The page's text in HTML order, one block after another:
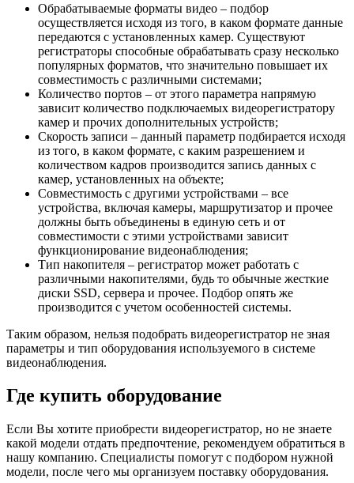
Обрабатываемые форматы видео – подбор
осуществляется исходя из того, в каком формате данные
передаются с установленных камер. Существуют
регистраторы способные обрабатывать сразу несколько
популярных форматов, что значительно повышает их
совместимость с различными системами;
Количество портов – от этого параметра напрямую
зависит количество подключаемых видеорегистратору
камер и прочих дополнительных устройств;
Скорость записи – данный параметр подбирается исходя
из того, в каком формате, с каким разрешением и
количеством кадров производится запись данных с
камер, установленных на объекте;
Совместимость с другими устройствами – все
устройства, включая камеры, маршрутизатор и прочее
должны быть объединены в единую сеть и от
совместимости с этими устройствами зависит
функционирование видеонаблюдения;
Тип накопителя – регистратор может работать с
различными накопителями, будь то обычные жесткие
диски SSD, сервера и прочее. Подбор опять же
производится с учетом особенностей системы.
Таким образом, нельзя подобрать видеорегистратор не зная
параметры и тип оборудования используемого в системе
видеонаблюдения.
Где купить оборудование
Если Вы хотите приобрести видеорегистратор, но не знаете
какой модели отдать предпочтение, рекомендуем обратиться в
нашу компанию. Специалисты помогут с подбором нужной
модели, после чего мы организуем поставку оборудования.